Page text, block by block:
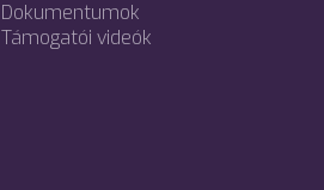
Dokumentumok
Támogatói videók